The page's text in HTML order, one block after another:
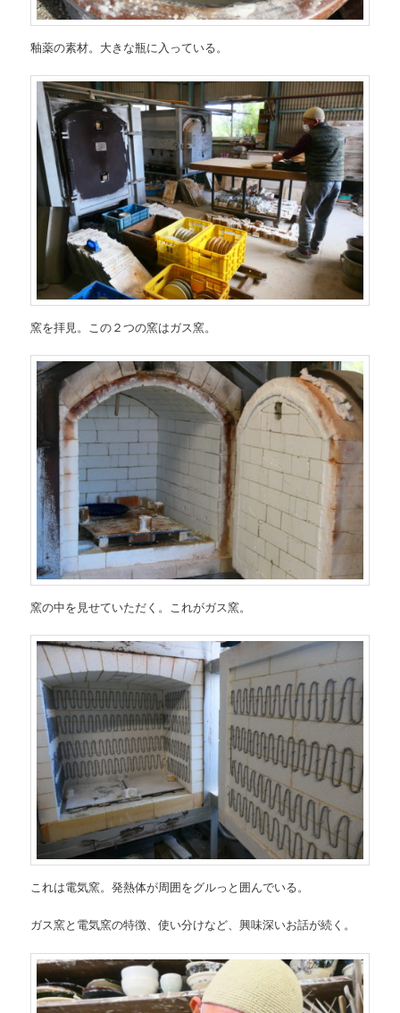
釉薬の素材。大きな瓶に入っている。
窯を拝見。この２つの窯はガス窯。
窯の中を見せていただく。これがガス窯。
これは電気窯。発熱体が周囲をグルっと囲んでいる。
ガス窯と電気窯の特徴、使い分けなど、興味深いお話が続く。